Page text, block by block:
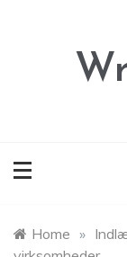
Home »